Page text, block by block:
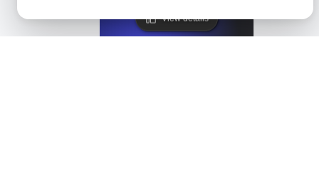
View details